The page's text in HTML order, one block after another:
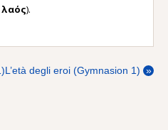
λαός).
L’età degli eroi (Gymnasion 1) »